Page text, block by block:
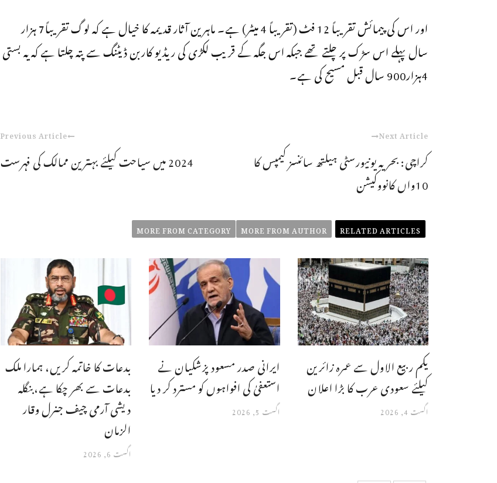
اور اس کی پیمائش تقریباً 12 فٹ (تقریباً 4 میٹر) ہے۔ ماہرین آثار قدیمہ کا خیال ہے کہ لوگ تقریباً7 ہزار
سال پہلے اس سڑک پر چلتے تھے جبکہ اس جگہ کے قریب لکڑی کی ریڈیو کاربن ڈیٹنگ سے پتہ چلتا ہے کہ یہ بستی
4ہزار900 سال قبل مسیح کی ہے۔
Previous Article
2024 میں سیاحت کیلئے بہترین ممالک کی فہرست
Next Article
کراچی: بحریہ یونیورسٹی ہیلتھ سائنسز کیمپس کا
10واں کانووکیشن
RELATED ARTICLES
MORE FROM AUTHOR
MORE FROM CATEGORY
بدعات کا خاتمہ کریں، ہمارا ملک
بدعات سے بھر چکا ہے،بنگله
دیشی آرمی چیف جنرل وقار
الزمان
اگست 6, 2026
ایرانی صدر مسعود پزشکیان نے
استعفیٰ کی افواہوں کو مسترد کر دیا
اگست 5, 2026
یکم ربیع الاول سے عمرہ زائرین
کیلئے سعودی عرب کا بڑا اعلان
اگست 4, 2026